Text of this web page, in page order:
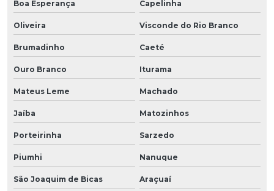
Boa Esperança Capelinha
Oliveira Visconde do Rio Branco
Brumadinho Caeté
Ouro Branco Iturama
Mateus Leme Machado
Jaíba Matozinhos
Porteirinha Sarzedo
Piumhi Nanuque
São Joaquim de Bicas Araçuaí